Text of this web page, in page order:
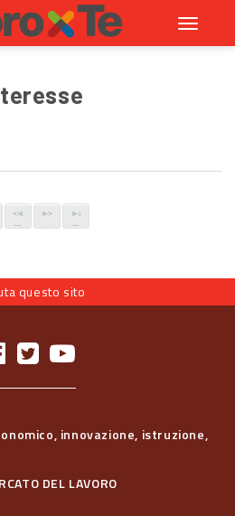
Toggle
questo sito
innovazione, istruzione,
DEL LAVORO